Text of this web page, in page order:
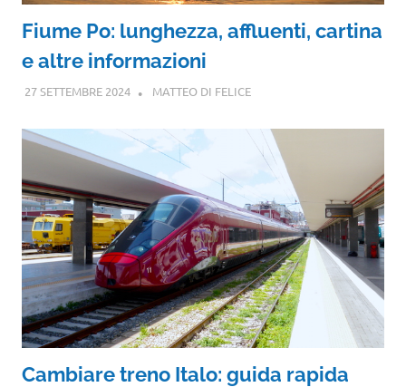
Fiume Po: lunghezza, affluenti, cartina
e altre informazioni
27 SETTEMBRE 2024 MATTEO DI FELICE
Cambiare treno Italo: guida rapida